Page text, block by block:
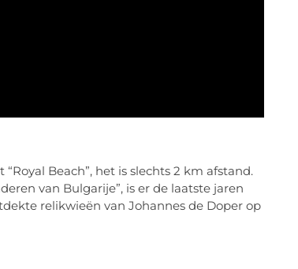
Beach”, het is slechts 2 km afstand.
van Bulgarije”, is er de laatste jaren
relikwieën van Johannes de Doper op